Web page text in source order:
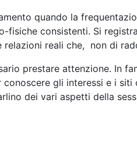
quando la
consistenti. Si
relazioni reali che, non di
prestare attenzione. In
gli interessi e i
dei vari aspetti della